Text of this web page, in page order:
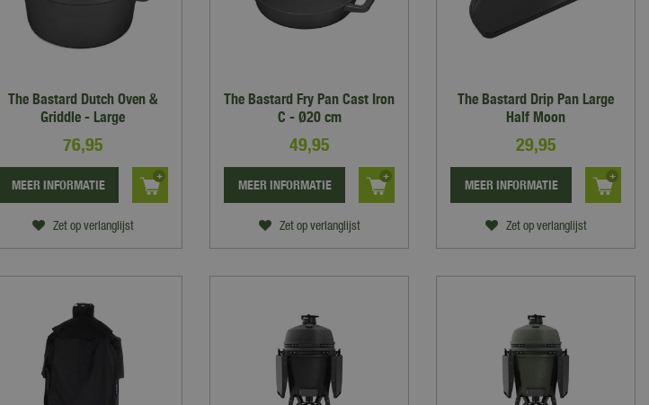
The Bastard Dutch Oven &
Griddle - Large
76,95
Zet op verlanglijst
MEER INFORMATIE
The Bastard Fry Pan Cast Iron
C - Ø20 cm
49,95
Zet op verlanglijst
MEER INFORMATIE
The Bastard Drip Pan Large
Half Moon
29,95
Zet op verlanglijst
MEER INFORMATIE